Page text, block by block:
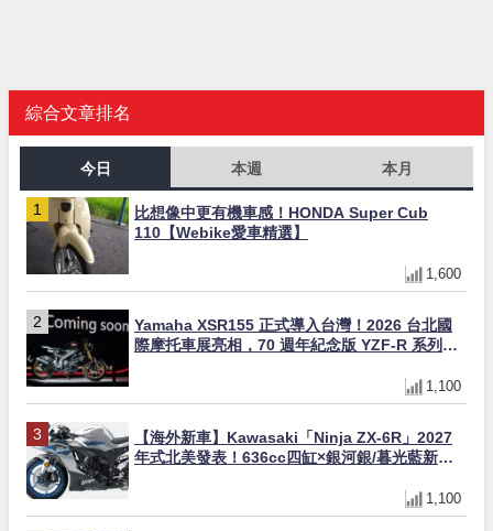
綜合文章排名
今日 本週 本月
比想像中更有機車感！HONDA Super Cub
110【Webike愛車精選】
1,600
Yamaha XSR155 正式導入台灣！2026 台北國
際摩托車展亮相，70 週年紀念版 YZF-R 系列限
1,100
【海外新車】Kawasaki「Ninja ZX-6R」2027
年式北美發表！636cc四缸×銀河銀/暮光藍新色
1,100